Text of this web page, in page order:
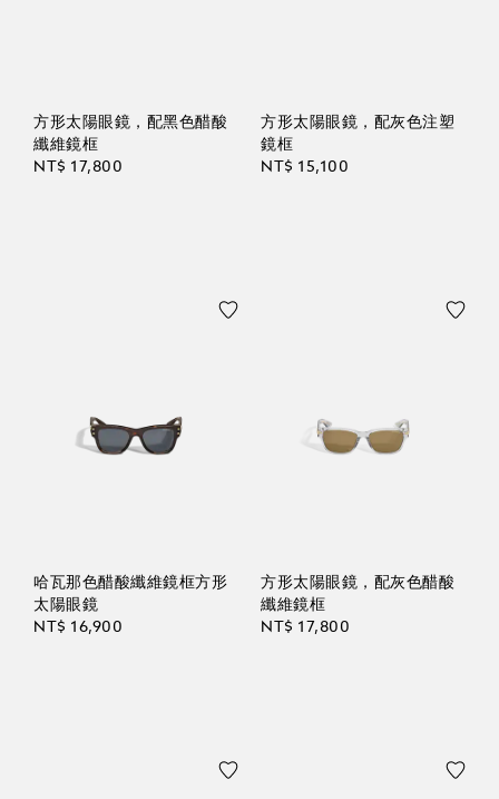
方形太陽眼鏡，配黑色醋酸
纖維鏡框
NT$ 17,800
方形太陽眼鏡，配灰色注塑
鏡框
NT$ 15,100
哈瓦那色醋酸纖維鏡框方形
太陽眼鏡
NT$ 16,900
方形太陽眼鏡，配灰色醋酸
纖維鏡框
NT$ 17,800